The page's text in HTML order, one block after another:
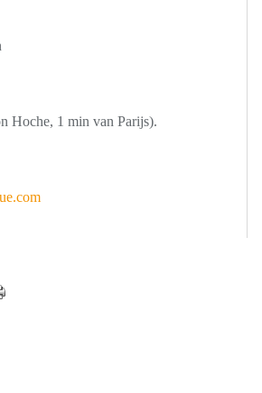
Hoche, 1 min van Parijs).